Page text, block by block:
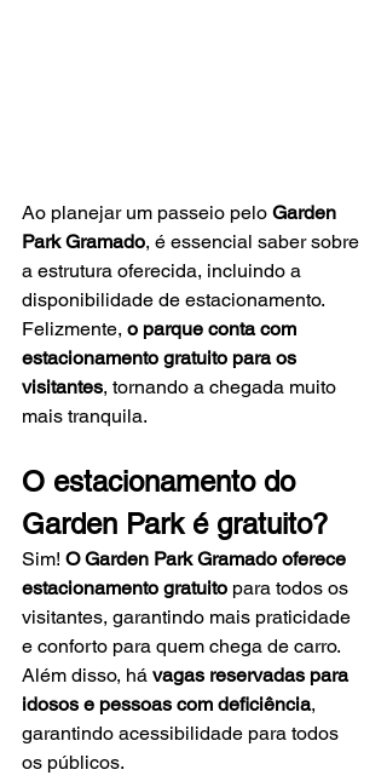
Ao planejar um passeio pelo Garden
Park Gramado, é essencial saber sobre
a estrutura oferecida, incluindo a
disponibilidade de estacionamento.
Felizmente, o parque conta com
estacionamento gratuito para os
visitantes, tornando a chegada muito
mais tranquila.
O estacionamento do
Garden Park é gratuito?
Sim! O Garden Park Gramado oferece
estacionamento gratuito para todos os
visitantes, garantindo mais praticidade
e conforto para quem chega de carro.
Além disso, há vagas reservadas para
idosos e pessoas com deficiência,
garantindo acessibilidade para todos
os públicos.